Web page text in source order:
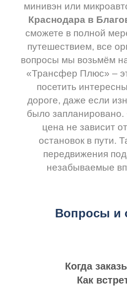
минивэн или
Краснодара в
сможете в полной
путешествием, все
вопросы мы возьмём
«Трансфер Плюс» –
посетить
дороге, даже если
было запланировано.
цена не зависит
остановок в пути.
передвижения
незабываемые
Вопросы и
Когда
Как